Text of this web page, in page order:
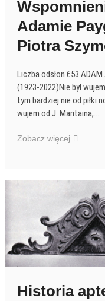
Adamie
Piotra
Liczba odsłon 653 ADAM
(1923-2022)Nie był
tym bardziej nie od piłki
wujem od J. Maritaina,…
Zobacz więcej
Piotra
Szymona
Łosia
Historia